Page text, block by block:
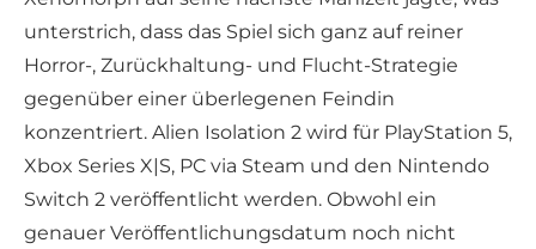
unterstrich, dass das Spiel sich ganz auf reiner
Horror-, Zurückhaltung- und Flucht-Strategie
gegenüber einer überlegenen Feindin
konzentriert. Alien Isolation 2 wird für PlayStation 5,
Xbox Series X|S, PC via Steam und den Nintendo
Switch 2 veröffentlicht werden. Obwohl ein
genauer Veröffentlichungsdatum noch nicht